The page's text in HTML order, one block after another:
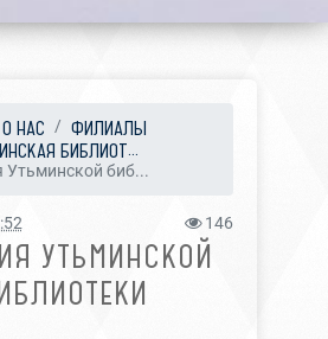
О НАС
ФИЛИАЛЫ
БИБЛИОТ...
Утьминской биб...
146
УТЬМИНСКОЙ